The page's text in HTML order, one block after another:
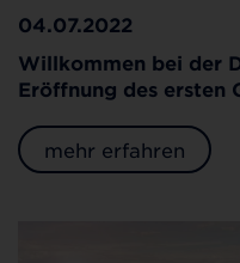
04.07.2022
Willkommen bei der
Eröffnung des ersten
mehr erfahren